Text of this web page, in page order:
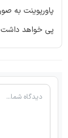
پاورپوینت به
پی خواهد